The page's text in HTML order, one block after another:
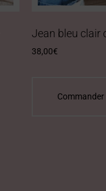
Jean bleu clair
38,00€